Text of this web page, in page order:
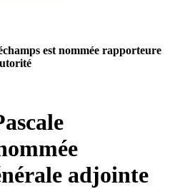
est nommée rapporteure
adjointe